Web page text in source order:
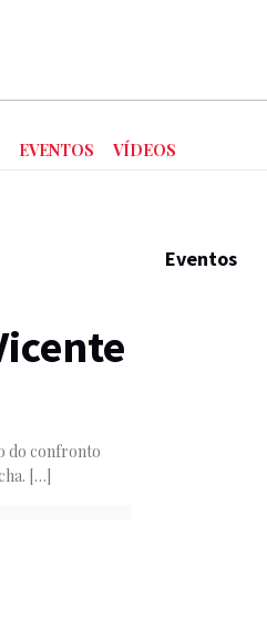
EVENTOS VÍDEOS
do confronto
[…]
Eventos